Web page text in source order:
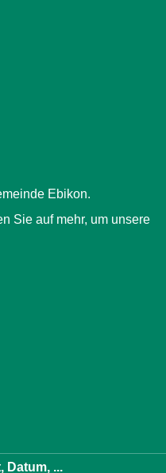
Datum, ...
Ebikon.
Sie auf mehr, um unsere